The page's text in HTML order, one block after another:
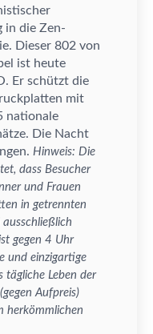
in die Zen-
Dieser 802 von
ist heute
Er schützt die
mit
nationale
ätze. Die Nacht
Hinweis: Die
dass Besucher
und Frauen
in getrennten
ßlich
gegen 4 Uhr
und einzigartige
tägliche Leben der
Aufpreis)
herkömmlichen